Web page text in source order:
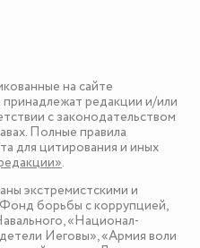
на сайте
редакции и/или
с законодательством
Полные правила
для цитирования и иных
.
экстремистскими и
борьбы с коррупцией,
«Национал-
Иеговы», «Армия воли